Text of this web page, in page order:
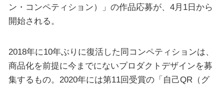
ン・コンペティション）」の作品応募が、4月1日から
開始される。
2018年に10年ぶりに復活した同コンペティションは、
商品化を前提に今までにないプロダクトデザインを募
集するもの。2020年には第11回受賞の「自己QR（グ